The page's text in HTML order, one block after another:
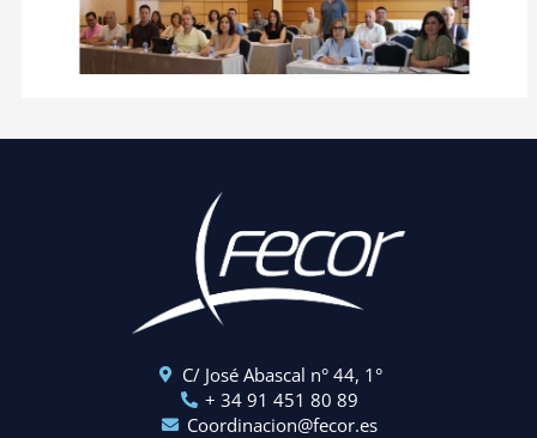
C/ José Abascal n° 44, 1°
+ 34 91 451 80 89
Coordinacion@fecor.es